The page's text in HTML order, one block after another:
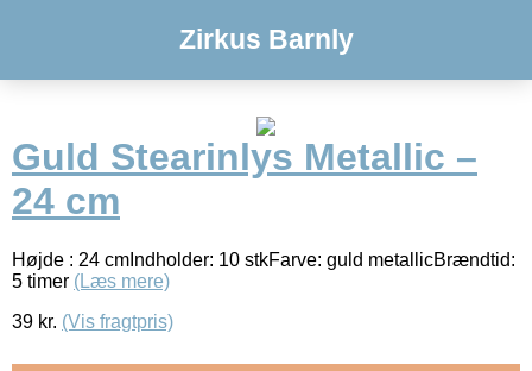
Zirkus Barnly
Guld Stearinlys Metallic –
24 cm
Højde : 24 cmIndholder: 10 stkFarve: guld metallicBrændtid:
5 timer (Læs mere)
39 kr. (Vis fragtpris)